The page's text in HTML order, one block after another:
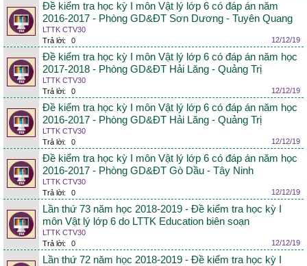
Đề kiểm tra học kỳ I môn Vật lý lớp 6 có đáp án năm
2016-2017 - Phòng GD&ĐT Sơn Dương - Tuyên Quang
LTTK CTV30
Trả lời:
0 12/12/19
Đề kiểm tra học kỳ I môn Vật lý lớp 6 có đáp án năm học
2017-2018 - Phòng GD&ĐT Hải Lăng - Quảng Trị
LTTK CTV30
Trả lời:
0 12/12/19
Đề kiểm tra học kỳ I môn Vật lý lớp 6 có đáp án năm học
2016-2017 - Phòng GD&ĐT Hải Lăng - Quảng Trị
LTTK CTV30
Trả lời:
0 12/12/19
Đề kiểm tra học kỳ I môn Vật lý lớp 6 có đáp án năm học
2016-2017 - Phòng GD&ĐT Gò Dầu - Tây Ninh
LTTK CTV30
Trả lời:
0 12/12/19
Lần thứ 73 năm học 2018-2019 - Đề kiểm tra học kỳ I
môn Vật lý lớp 6 do LTTK Education biên soạn
LTTK CTV30
Trả lời:
0 12/12/19
Lần thứ 72 năm học 2018-2019 - Đề kiểm tra học kỳ I